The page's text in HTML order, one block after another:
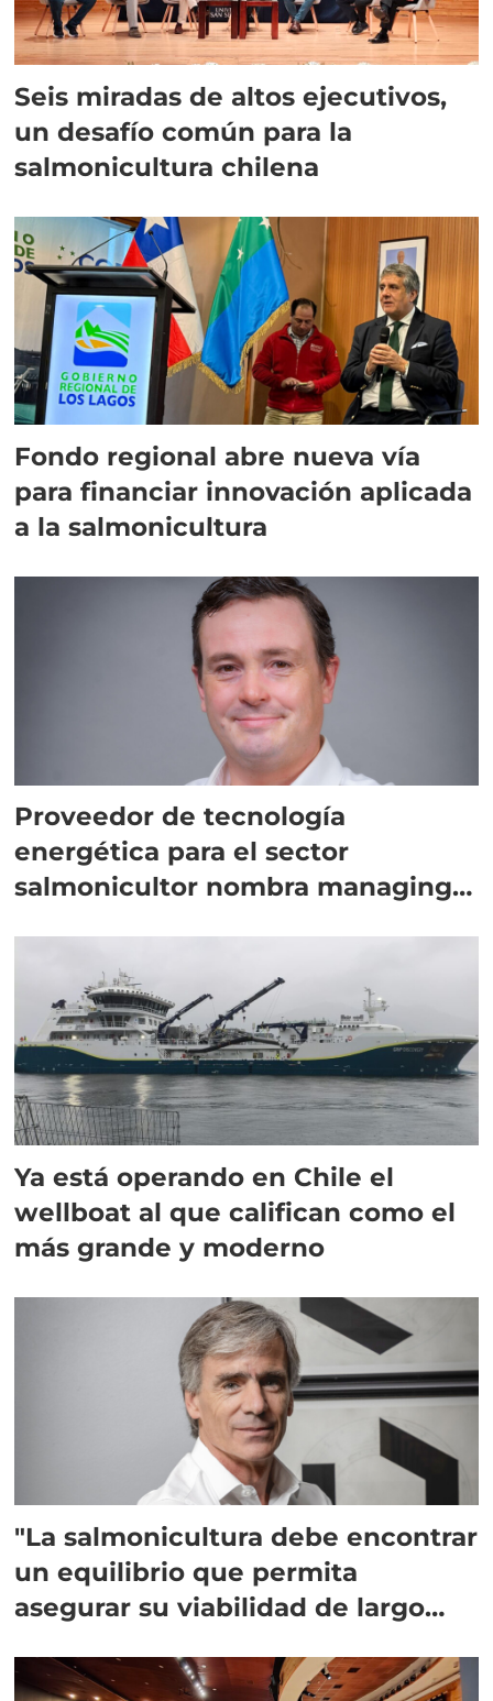
Seis miradas de altos ejecutivos,
un desafío común para la
salmonicultura chilena
Fondo regional abre nueva vía
para financiar innovación aplicada
a la salmonicultura
Proveedor de tecnología
energética para el sector
salmonicultor nombra managing
Ya está operando en Chile el
wellboat al que califican como el
más grande y moderno
"La salmonicultura debe encontrar
un equilibrio que permita
asegurar su viabilidad de largo